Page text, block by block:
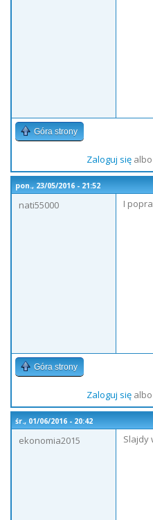
Góra strony
Zaloguj sięalbo
pon., 23/05/2016 - 21:52
nati55000
I
Góra strony
Zaloguj sięalbo
śr., 01/06/2016 - 20:42
ekonomia2015
Slajdy